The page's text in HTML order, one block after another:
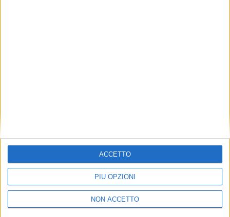
PIÙ OPZIONI
NON ACCETTO
ACCETTO